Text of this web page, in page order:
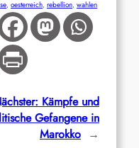
, oesterreich, rebellion, wahlen
Kämpfe und
Gefangene in
Marokko →